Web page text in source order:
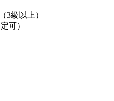
3級以上）
可）